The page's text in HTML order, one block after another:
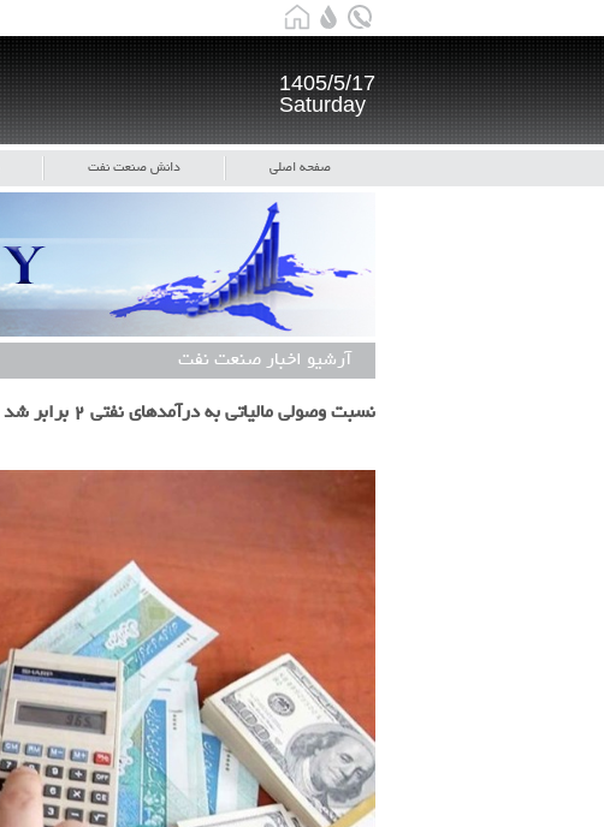
1405/5/17
Saturday
صفحه اصلی دانش صنعت نفت
آرشیو اخبار صنعت نفت
نسبت وصولی مالیاتی به درآمدهای نفتی ۲ برابر شد